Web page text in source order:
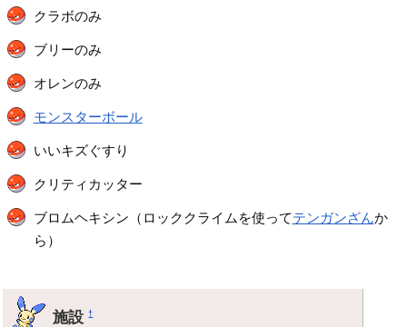
クラボのみ
ブリーのみ
オレンのみ
モンスターボール
いいキズぐすり
クリティカッター
ブロムヘキシン（ロッククライムを使ってテンガンざんか
ら）
施設†